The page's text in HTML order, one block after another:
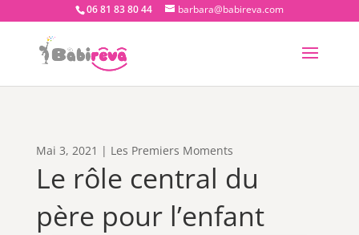
06 81 83 80 44 barbara@babireva.com
Mai 3, 2021 | Les Premiers Moments
Le rôle central du
père pour l’enfant